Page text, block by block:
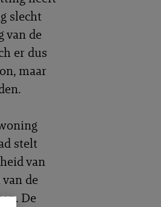
slecht
van de
er dus
maar
stelt
van
de
De